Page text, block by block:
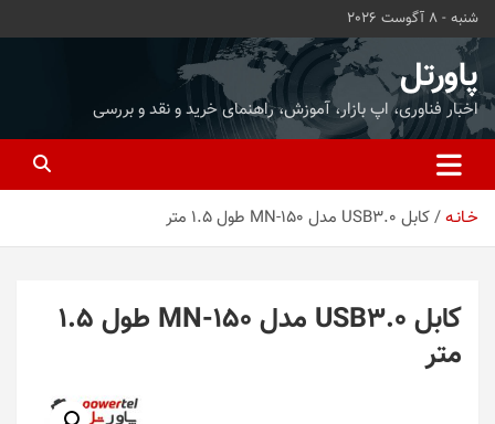
محتوا
بروید
شنبه - 8 آگوست 2026
پاورتل
اخبار فناوری، اپ بازار، آموزش، راهنمای خرید و نقد و بررسی
خـانـه کابل USB3.0 مدل MN-150 طول 1.5 متر
کابل USB3.0 مدل MN-150 طول 1.5
متر